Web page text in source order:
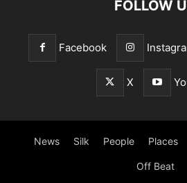
FOLLOW
Facebook
X
News Silk People Places
Off Beat